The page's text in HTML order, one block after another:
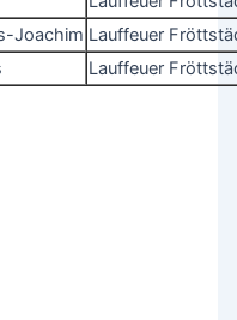
Joachim Lauffeuer
Lauffeuer